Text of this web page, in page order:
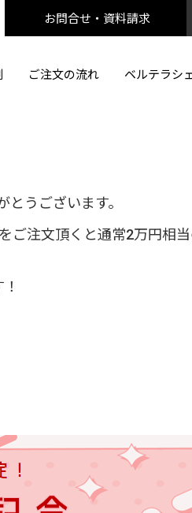
ご注文の流れ ベルテラシ
お問合せ・資料請求
うございます。
ご注文頂くと通常2万円相